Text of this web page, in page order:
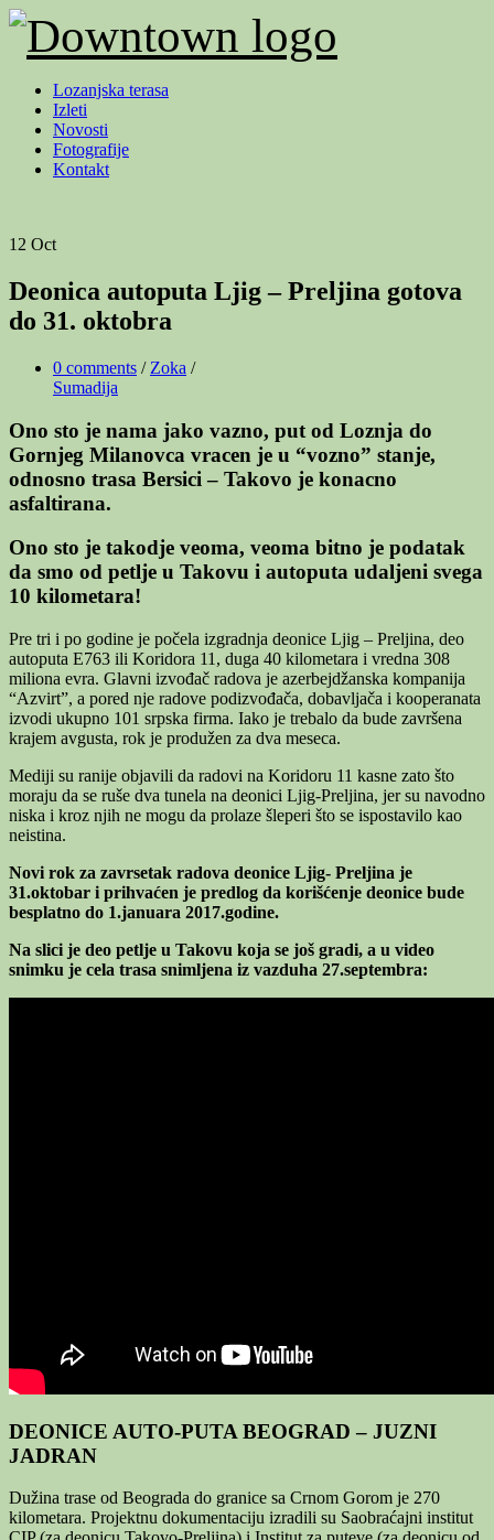
Lozanjska terasa
Izleti
Novosti
Fotografije
Kontakt
12 Oct
Deonica autoputa Ljig – Preljina gotova
do 31. oktobra
0 comments / Zoka /
Sumadija
Ono sto je nama jako vazno, put od Loznja do
Gornjeg Milanovca vracen je u “vozno” stanje,
odnosno trasa Bersici – Takovo je konacno
asfaltirana.
Ono sto je takodje veoma, veoma bitno je podatak
da smo od petlje u Takovu i autoputa udaljeni svega
10 kilometara!
Pre tri i po godine je počela izgradnja deonice Ljig – Preljina, deo
autoputa E763 ili Koridora 11, duga 40 kilometara i vredna 308
miliona evra. Glavni izvođač radova je azerbejdžanska kompanija
“Azvirt”, a pored nje radove podizvođača, dobavljača i kooperanata
izvodi ukupno 101 srpska firma. Iako je trebalo da bude završena
krajem avgusta, rok je produžen za dva meseca.
Mediji su ranije objavili da radovi na Koridoru 11 kasne zato što
moraju da se ruše dva tunela na deonici Ljig-Preljina, jer su navodno
niska i kroz njih ne mogu da prolaze šleperi što se ispostavilo kao
neistina.
Novi rok za zavrsetak radova deonice Ljig- Preljina je
31.oktobar i prihvaćen je predlog da korišćenje deonice bude
besplatno do 1.januara 2017.godine.
Na slici je deo petlje u Takovu koja se još gradi, a u video
snimku je cela trasa snimljena iz vazduha 27.septembra:
DEONICE AUTO-PUTA BEOGRAD – JUZNI
JADRAN
Dužina trase od Beograda do granice sa Crnom Gorom je 270
kilometara. Projektnu dokumentaciju izradili su Saobraćajni institut